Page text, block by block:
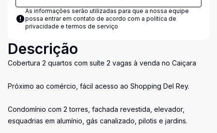
As informações serão utilizadas para que a nossa equipe
possa entrar em contato de acordo com a política de
privacidade e termos de serviço
Descrição
Cobertura 2 quartos com suíte 2 vagas à venda no Caiçara
Próximo ao comércio, fácil acesso ao Shopping Del Rey.
Condomínio com 2 torres, fachada revestida, elevador,
esquadrias em alumínio, gás canalizado, pilotis e jardins.